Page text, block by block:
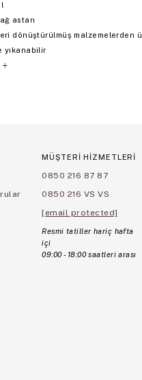
astarı
dönüştürülmüş malzemelerden
yıkanabilir
MÜŞTERİ HİZMETLERİ
0850 216 87 87
0850 216 VS VS
[email protected]
Resmi tatiller hariç hafta
içi
09:00 - 18:00 saatleri arası